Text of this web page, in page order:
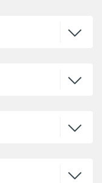
Otwórz
Otwórz
Otwórz
Otwórz